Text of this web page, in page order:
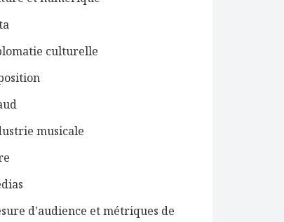
culturelle
musicale
d'audience et métriques de